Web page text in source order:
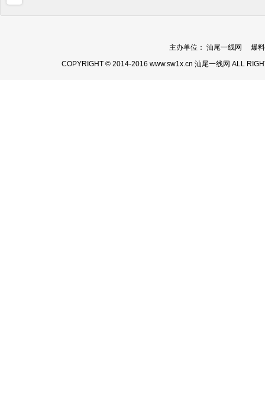
主办单位： 汕尾一线网 爆
COPYRIGHT © 2014-2016 www.sw1x.cn 汕尾一线网 ALL